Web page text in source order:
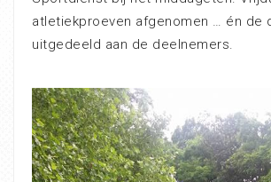
atletiekproeven afgenomen … én de
uitgedeeld aan de deelnemers.